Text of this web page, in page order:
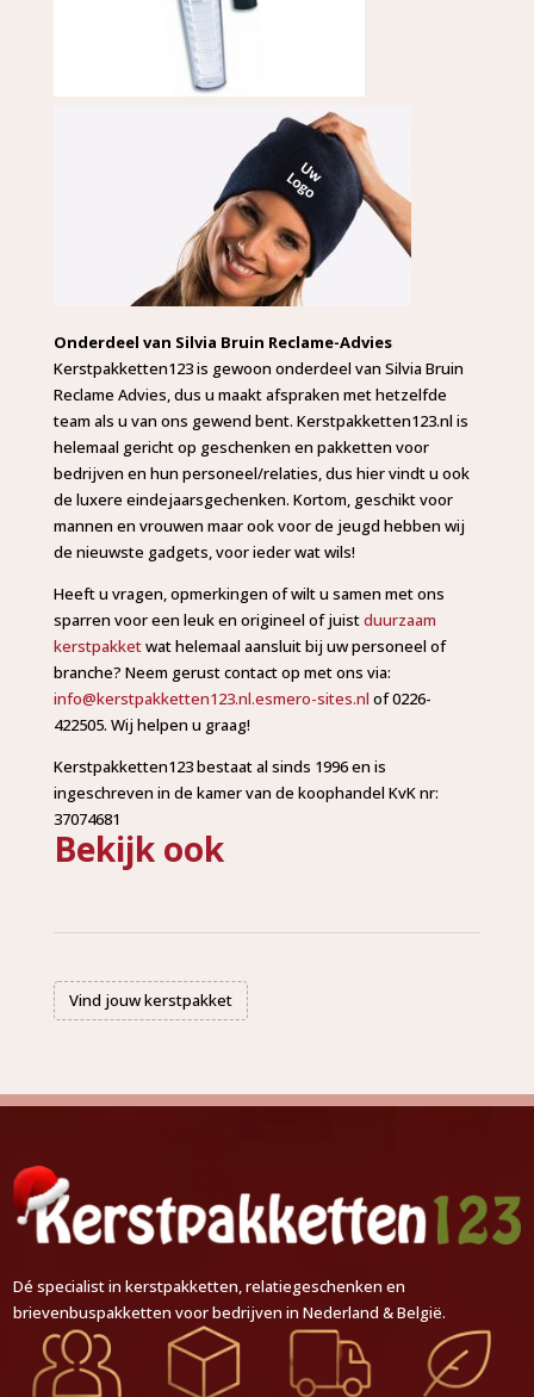
Onderdeel van Silvia Bruin Reclame-Advies
Kerstpakketten123 is gewoon onderdeel van Silvia Bruin
Reclame Advies, dus u maakt afspraken met hetzelfde
team als u van ons gewend bent. Kerstpakketten123.nl is
helemaal gericht op geschenken en pakketten voor
bedrijven en hun personeel/relaties, dus hier vindt u ook
de luxere eindejaarsgechenken. Kortom, geschikt voor
mannen en vrouwen maar ook voor de jeugd hebben wij
de nieuwste gadgets, voor ieder wat wils!
Heeft u vragen, opmerkingen of wilt u samen met ons
sparren voor een leuk en origineel of juistduurzaam
kerstpakketwat helemaal aansluit bij uw personeel of
branche? Neem gerust contact op met ons via:
info@kerstpakketten123.nl.esmero-sites.nl of 0226-
422505. Wij helpen u graag!
Kerstpakketten123 bestaat al sinds 1996 en is
ingeschreven in de kamer van de koophandel KvK nr:
37074681
Bekijk ook
Vind jouw kerstpakket
Dé specialist in kerstpakketten, relatiegeschenken en
brievenbuspakketten voor bedrijven in Nederland & België.